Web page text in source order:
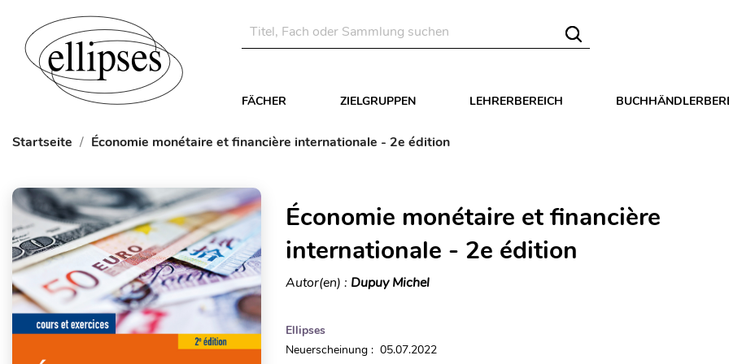
FÄCHER ZIELGRUPPEN LEHRERBEREICH
Startseite Économie monétaire et financière internationale - 2e édition
Économie monétaire et financière
internationale - 2e édition
Autor(en) : Dupuy Michel
Ellipses
Neuerscheinung : 05.07.2022